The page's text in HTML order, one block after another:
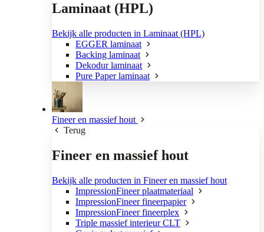
Laminaat (HPL)
Bekijk alle producten in Laminaat (HPL)
EGGER laminaat
Backing laminaat
Dekodur laminaat
Pure Paper laminaat
Fineer en massief hout
Terug
Fineer en massief hout
Bekijk alle producten in Fineer en massief hout
ImpressionFineer plaatmateriaal
ImpressionFineer fineerpapier
ImpressionFineer fineerplex
Triple massief interieur CLT